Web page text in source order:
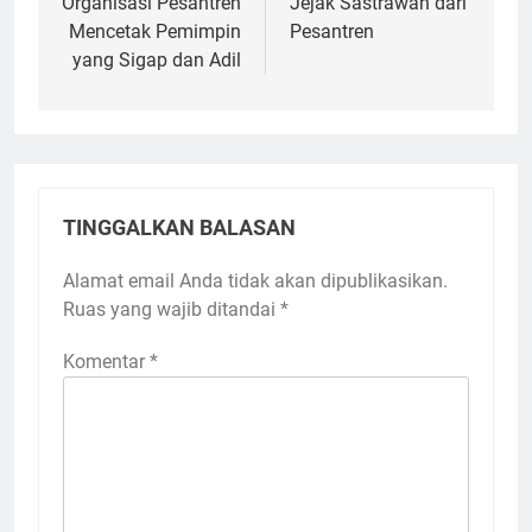
pos
Mencetak Pemimpin
yang Sigap dan Adil
Pesantren
TINGGALKAN BALASAN
Alamat email Anda tidak akan dipublikasikan.
Ruas yang wajib ditandai *
Komentar *